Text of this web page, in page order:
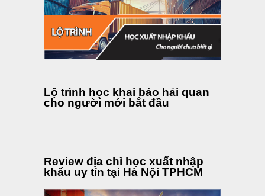
Lộ trình học khai báo hải quan
cho người mới bắt đầu
Review địa chỉ học xuất nhập
khẩu uy tín tại Hà Nội TPHCM